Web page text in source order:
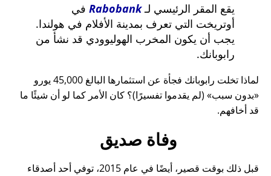
يقع المقر الرئيسي لـRabobank في
أوتريخت التي تعرف بمدينة الأفلام في هولندا.
يجب أن يكون المخرب الهوليوودي قد نشأ من
رابوبانك.
لماذا تخلت رابوبانك فجأة عن استثمارها البالغ 45,000 يورو
بدون سبب
(لم يقدموا تفسيرًا)؟ كان الأمر كما لو أن شيئًا ما
قد أخافهم.
وفاة صديق
قبل ذلك بوقت قصير، أيضًا في عام 2015، توفي أحد أصدقاء